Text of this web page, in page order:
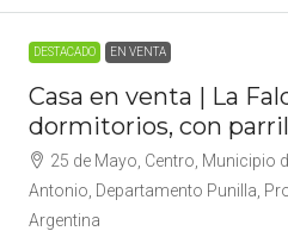
DESTACADO EN VENTA
Casa en venta | La
dormitorios, con
25 de Mayo, Centro, Municipio
Antonio, Departamento Punilla,
Argentina